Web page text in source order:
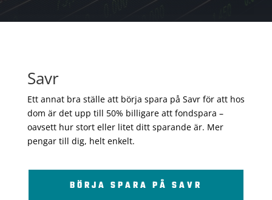
Savr
Ett annat bra ställe att börja spara på Savr för att hos
dom är det upp till 50% billigare att fondspara –
oavsett hur stort eller litet ditt sparande är. Mer
pengar till dig, helt enkelt.
BÖRJA SPARA PÅ SAVR